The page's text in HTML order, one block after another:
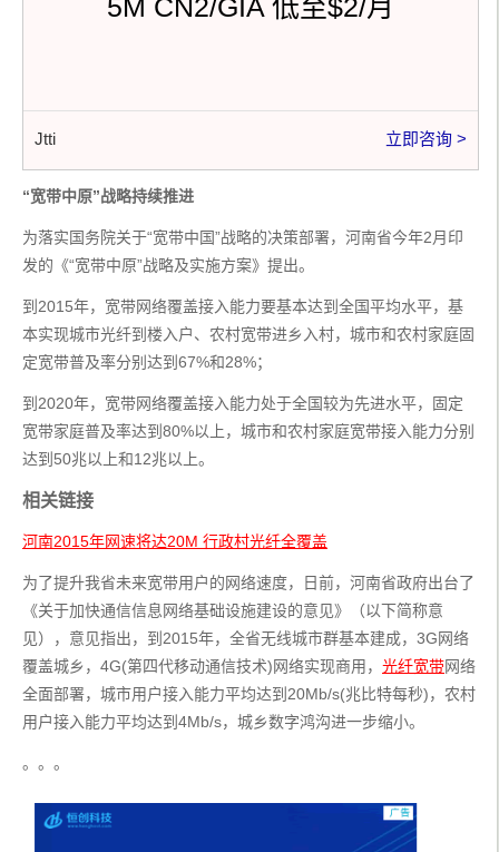
5M CN2/GIA 低至$2/月
Jtti 立即咨询 >
“宽带中原”战略持续推进
为落实国务院关于“宽带中国”战略的决策部署，河南省今年2月印
发的《“宽带中原”战略及实施方案》提出。
到2015年，宽带网络覆盖接入能力要基本达到全国平均水平，基
本实现城市光纤到楼入户、农村宽带进乡入村，城市和农村家庭固
定宽带普及率分别达到67%和28%；
到2020年，宽带网络覆盖接入能力处于全国较为先进水平，固定
宽带家庭普及率达到80%以上，城市和农村家庭宽带接入能力分别
达到50兆以上和12兆以上。
相关链接
河南2015年网速将达20M 行政村光纤全覆盖
为了提升我省未来宽带用户的网络速度，日前，河南省政府出台了
《关于加快通信信息网络基础设施建设的意见》（以下简称意
见），意见指出，到2015年，全省无线城市群基本建成，3G网络
覆盖城乡，4G(第四代移动通信技术)网络实现商用， 光纤宽带网络
全面部署，城市用户接入能力平均达到20Mb/s(兆比特每秒)，农村
用户接入能力平均达到4Mb/s，城乡数字鸿沟进一步缩小。
。。。